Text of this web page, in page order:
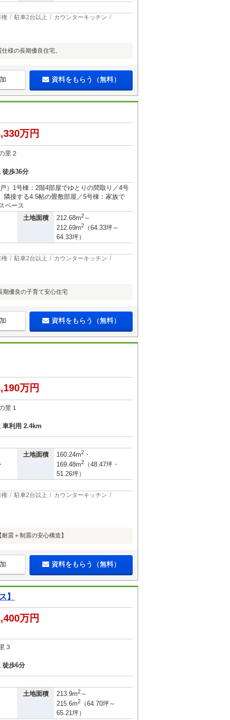
権 駐車2台以上
カウンターキッチン
様の長期優良住宅。
資料をもらう（無料）
万円
里２
徒歩36分
）1号棟：2階4部屋でゆとりの間取り／4号
隣接する4.5帖の畳敷部屋／5号棟：家族で
ペース
土地面積 212.68m2～
212.69m2
（64.33坪～
64.33坪）
権 駐車2台以上
カウンターキッチン
期優良の子育て安心住宅
資料をもらう（無料）
万円
里１
車利用 2.4km
土地面積 160.24m2 ・
169.48m2
（48.47坪・
51.26坪）
権 駐車2台以上
カウンターキッチン
震＋制震の安心構造】
資料をもらう（無料）
】
万円
３
徒歩6分
土地面積 213.9m2～
215.6m2
（64.70坪～
65.21坪）